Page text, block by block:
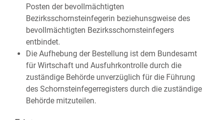
Posten der bevollmächtigten
Bezirksschornsteinfegerin beziehunsgweise des
bevollmächtigten Bezirksschornsteinfegers
entbindet.
Die Aufhebung der Bestellung ist dem Bundesamt
für Wirtschaft und Ausfuhrkontrolle durch die
zuständige Behörde unverzüglich für die Führung
des Schornsteinfegerregisters durch die zuständige
Behörde mitzuteilen.